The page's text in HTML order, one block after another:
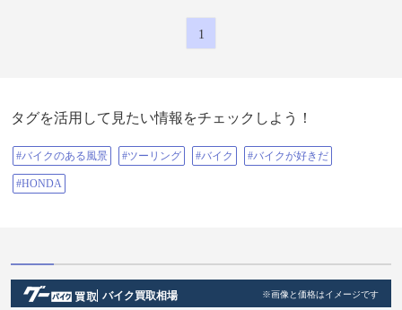
ツボでした😆 で、いよいよ#カニワ
グチ』と読みます😅 キャンプメイ
に行くつもりが 通行止💦 腹が減
り、宍粟市街にある#Birdman へ🎵
て #与位の洞門 で時間潰し😄 写真
撮って、🚬休憩して、戻ったら開
う事なし❗️ 唐揚げは柔らかくてジュ
にした蕎麦で 片木に乗せて提供さ
れるのが名の由来ですが 弾力もあ
1
タグを活用して見たい情報をチェックしよう！
#バイクのある風景 #ツーリング #バイク #バイクが好きだ
#HONDA
バイク買取相場 ※画像と価格はイメージです